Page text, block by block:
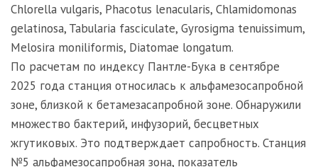
Chlorella vulgaris, Phacotus lenacularis, Chlamidomonas
gelatinosa, Tabularia fasciculate, Gyrosigma tenuissimum,
Melosira moniliformis, Diatomae longatum.
По расчетам по индексу Пантле-Бука в сентябре
2025 года станция относилась к альфамезосапробной
зоне, близкой к бетамезасапробной зоне. Обнаружили
множество бактерий, инфузорий, бесцветных
жгутиковых. Это подтверждает сапробность. Станция
№5 альфамезосапробная зона, показатель